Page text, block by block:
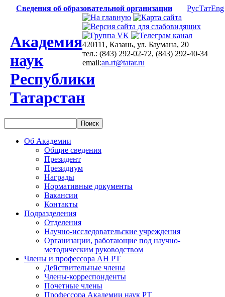
Сведения об образовательной организации РусТатEng
Академия
наук
Республики
Татарстан
420111, Казань, ул. Баумана, 20
тел.: (843) 292-02-72, (843) 292-40-34
email:an.rt@tatar.ru
Об Академии
Общие сведения
Президент
Президиум
Награды
Нормативные документы
Вакансии
Контакты
Подразделения
Отделения
Научно-исследовательские учреждения
Организации, работающие под научно-
методическим руководством
Члены и профессора АН РТ
Действительные члены
Члены-корреспонденты
Почетные члены
Профессора Академии наук РТ